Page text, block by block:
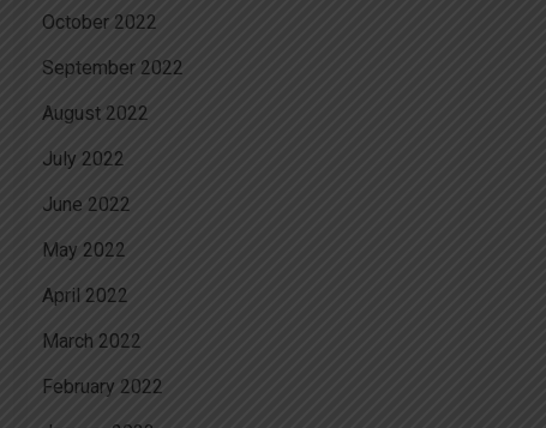
October 2022
September 2022
August 2022
July 2022
June 2022
May 2022
April 2022
March 2022
February 2022